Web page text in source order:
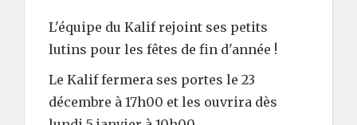
L'équipe du Kalif rejoint ses petits
lutins pour les fêtes de fin d'année !
Le Kalif fermera ses portes le 23
décembre à 17h00 et les ouvrira dès